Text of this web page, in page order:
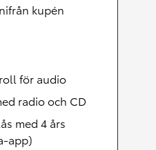
kupén
för audio
radio och CD
med 4 års
app)